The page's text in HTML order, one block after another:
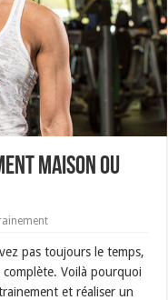
maison ou
pas toujours le temps,
complète. Voilà pourquoi
et réaliser un